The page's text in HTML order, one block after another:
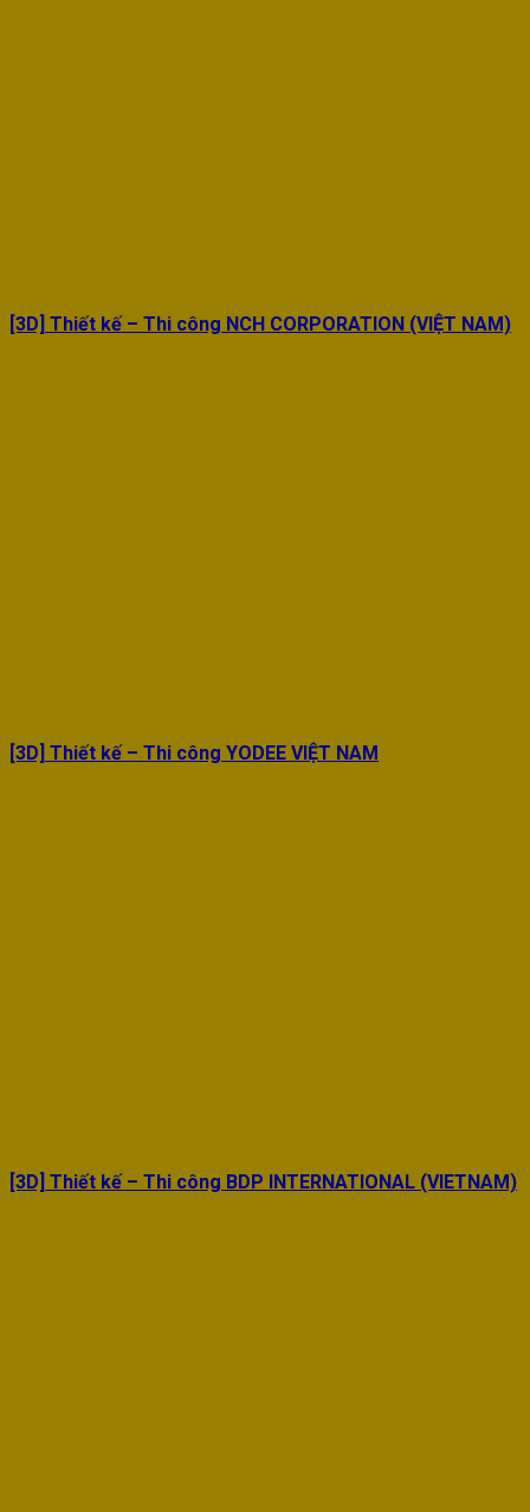
[3D] Thiết kế – Thi công NCH CORPORATION (VIỆT NAM)
[3D] Thiết kế – Thi công YODEE VIỆT NAM
[3D] Thiết kế – Thi công BDP INTERNATIONAL (VIETNAM)